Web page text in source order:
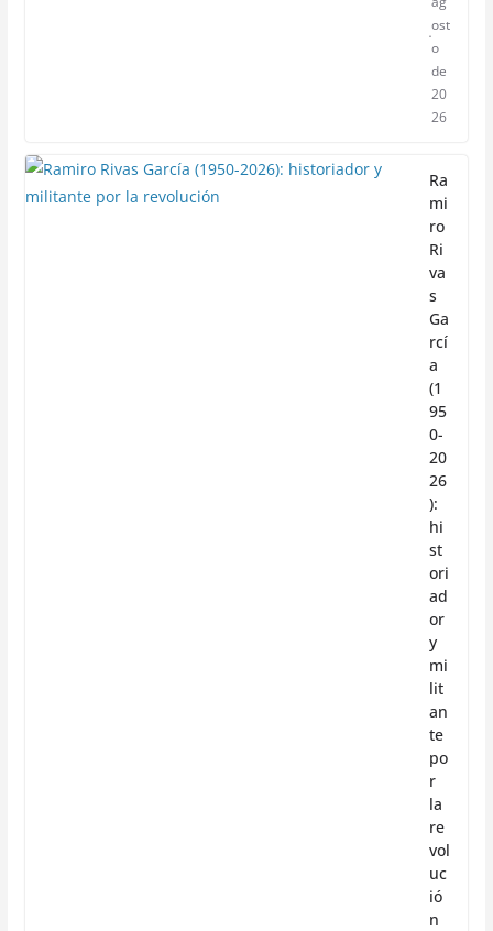
ost
o
de
20
26
Ra
mi
ro
Ri
va
s
Ga
rcí
a
(1
95
0-
20
26
):
hi
st
ori
ad
or
y
mi
lit
an
te
po
r
la
re
vol
uc
ió
n